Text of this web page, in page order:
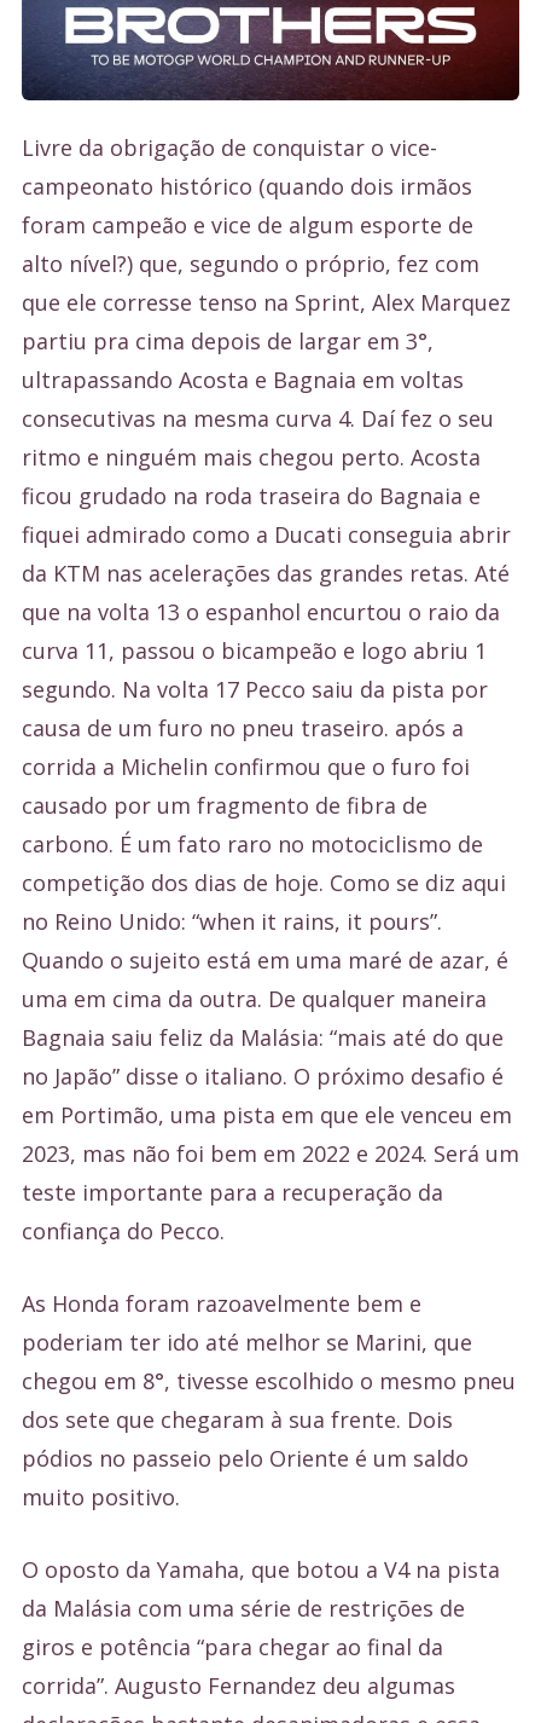
Livre da obrigação de conquistar o vice-
campeonato histórico (quando dois irmãos
foram campeão e vice de algum esporte de
alto nível?) que, segundo o próprio, fez com
que ele corresse tenso na Sprint, Alex Marquez
partiu pra cima depois de largar em 3°,
ultrapassando Acosta e Bagnaia em voltas
consecutivas na mesma curva 4. Daí fez o seu
ritmo e ninguém mais chegou perto. Acosta
ficou grudado na roda traseira do Bagnaia e
fiquei admirado como a Ducati conseguia abrir
da KTM nas acelerações das grandes retas. Até
que na volta 13 o espanhol encurtou o raio da
curva 11, passou o bicampeão e logo abriu 1
segundo. Na volta 17 Pecco saiu da pista por
causa de um furo no pneu traseiro. após a
corrida a Michelin confirmou que o furo foi
causado por um fragmento de fibra de
carbono. É um fato raro no motociclismo de
competição dos dias de hoje. Como se diz aqui
no Reino Unido: “when it rains, it pours”.
Quando o sujeito está em uma maré de azar, é
uma em cima da outra. De qualquer maneira
Bagnaia saiu feliz da Malásia: “mais até do que
no Japão” disse o italiano. O próximo desafio é
em Portimão, uma pista em que ele venceu em
2023, mas não foi bem em 2022 e 2024. Será um
teste importante para a recuperação da
confiança do Pecco.
As Honda foram razoavelmente bem e
poderiam ter ido até melhor se Marini, que
chegou em 8°, tivesse escolhido o mesmo pneu
dos sete que chegaram à sua frente. Dois
pódios no passeio pelo Oriente é um saldo
muito positivo.
O oposto da Yamaha, que botou a V4 na pista
da Malásia com uma série de restrições de
giros e potência “para chegar ao final da
corrida”. Augusto Fernandez deu algumas